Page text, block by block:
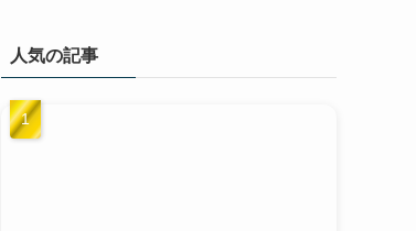
人気の記事